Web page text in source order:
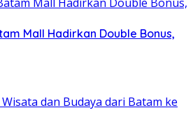
Mall Hadirkan Double Bonus,